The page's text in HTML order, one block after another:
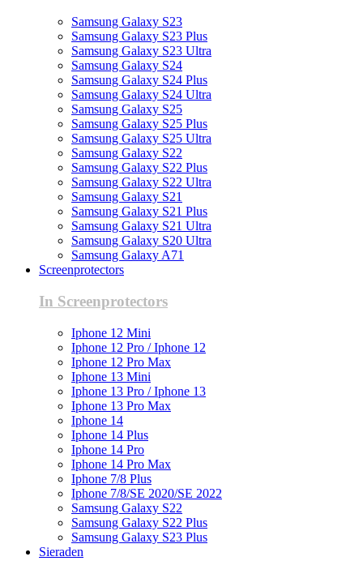
Samsung Galaxy S23
Samsung Galaxy S23 Plus
Samsung Galaxy S23 Ultra
Samsung Galaxy S24
Samsung Galaxy S24 Plus
Samsung Galaxy S24 Ultra
Samsung Galaxy S25
Samsung Galaxy S25 Plus
Samsung Galaxy S25 Ultra
Samsung Galaxy S22
Samsung Galaxy S22 Plus
Samsung Galaxy S22 Ultra
Samsung Galaxy S21
Samsung Galaxy S21 Plus
Samsung Galaxy S21 Ultra
Samsung Galaxy S20 Ultra
Samsung Galaxy A71
Screenprotectors
In Screenprotectors
Iphone 12 Mini
Iphone 12 Pro / Iphone 12
Iphone 12 Pro Max
Iphone 13 Mini
Iphone 13 Pro / Iphone 13
Iphone 13 Pro Max
Iphone 14
Iphone 14 Plus
Iphone 14 Pro
Iphone 14 Pro Max
Iphone 7/8 Plus
Iphone 7/8/SE 2020/SE 2022
Samsung Galaxy S22
Samsung Galaxy S22 Plus
Samsung Galaxy S23 Plus
Sieraden